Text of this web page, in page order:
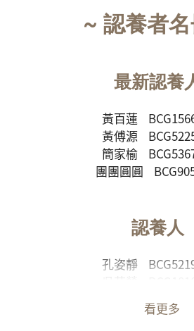
~ 認養者
最新認養
黃百蓮
黃傅源
簡家榆
團團圓圓
認養人
孔姿靜
BCG7022
看更多